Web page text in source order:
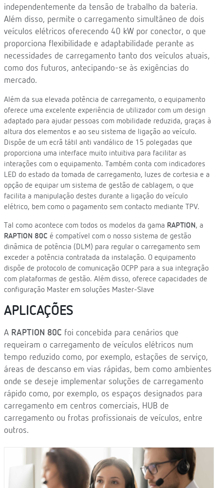
independentemente da tensão de trabalho da bateria.
Além disso, permite o carregamento simultâneo de dois
veículos elétricos oferecendo 40 kW por conector, o que
proporciona flexibilidade e adaptabilidade perante as
necessidades de carregamento tanto dos veículos atuais,
como dos futuros, antecipando-se às exigências do
mercado.
Além da sua elevada potência de carregamento, o equipamento
oferece uma excelente experiência de utilizador com um design
adaptado para ajudar pessoas com mobilidade reduzida, graças à
altura dos elementos e ao seu sistema de ligação ao veículo.
Dispõe de um ecrã tátil anti vandálico de 15 polegadas que
proporciona uma interface muito intuitiva para facilitar as
interações com o equipamento. Também conta com indicadores
LED do estado da tomada de carregamento, luzes de cortesia e a
opção de equipar um sistema de gestão de cablagem, o que
facilita a manipulação destes durante a ligação do veículo
elétrico, bem como o pagamento sem contacto mediante TPV.
Tal como acontece com todos os modelos da gama RAPTION, a
RAPTION 80C é compatível com o nosso sistema de gestão
dinâmica de potência (DLM) para regular o carregamento sem
exceder a potência contratada da instalação. O equipamento
dispõe de protocolo de comunicação OCPP para a sua integração
com plataformas de gestão. Além disso, oferece capacidades de
configuração Master em soluções Master-Slave
APLICAÇÕES
A RAPTION 80C foi concebida para cenários que
requeiram o carregamento de veículos elétricos num
tempo reduzido como, por exemplo, estações de serviço,
áreas de descanso em vias rápidas, bem como ambientes
onde se deseje implementar soluções de carregamento
rápido como, por exemplo, os espaços designados para
carregamento em centros comerciais, HUB de
carregamento ou frotas profissionais de veículos, entre
outros.